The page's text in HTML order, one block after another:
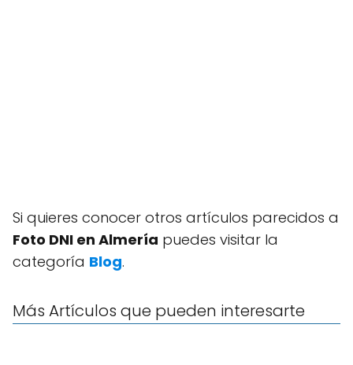
Si quieres conocer otros artículos parecidos a
Foto DNI en Almería puedes visitar la
categoría Blog.
Más Artículos que pueden interesarte